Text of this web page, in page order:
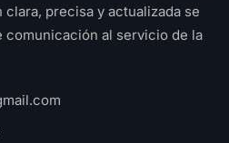
precisa y actualizada se
comunicación al servicio de la